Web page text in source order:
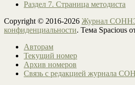
Раздел 7. Страница методиста
Copyright © 2016-2026 Журнал
конфиденциальности. Тема Spacious
Авторам
Текущий номер
Архив номеров
Связь с редакцией журнала